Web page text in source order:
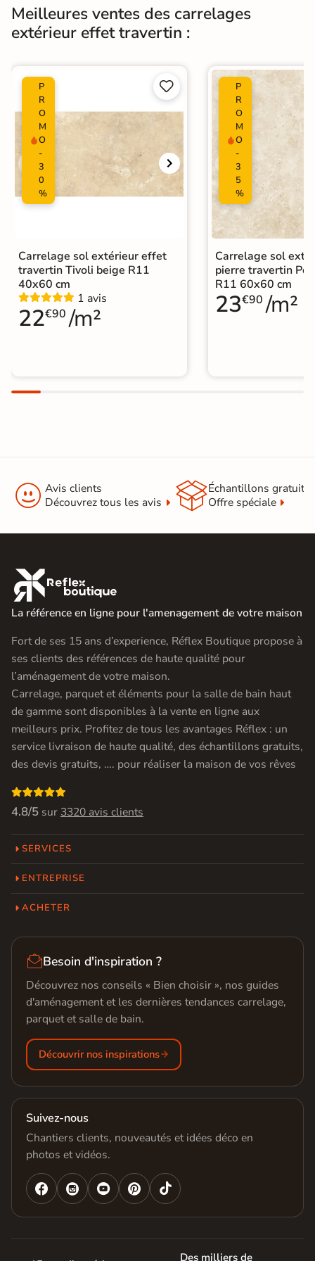
Carrelage terrasse effet pierre
naturelle
Carrelage travertin extérieur 10mm
Carrelage intérieur / extérieur
identique
|
Carrelage extérieur grand format
Meilleures ventes des carrelages
extérieur effet travertin :
P
R
O
M
O
-
3
0
%


Carrelage sol extérieur effet
travertin Tivoli beige R11
40x60 cm
1 avis
22€90 /m²
P
R
O
M
O
-
3
5
%
Carrelage sol
pierre travertin
R11 60x60 cm
23€90 /m²
 Avis clients
Découvrez tous les avis
Échantillons gratuit
Offre spéciale

La référence en ligne pour l'amenagement de votre maison
Fort de ses 15 ans d’experience, Réflex Boutique propose à
ses clients des références de haute qualité pour
l’aménagement de votre maison.
Carrelage, parquet et éléments pour la salle de bain haut
de gamme sont disponibles à la vente en ligne aux
meilleurs prix. Profitez de tous les avantages Réflex : un
service livraison de haute qualité, des échantillons gratuits,
des devis gratuits, …. pour réaliser la maison de vos rêves

4.8/5 sur 3320 avis clients
SERVICES
ENTREPRISE
ACHETER
Besoin d'inspiration ?
Découvrez nos conseils « Bien choisir », nos guides
d'aménagement et les dernières tendances carrelage,
parquet et salle de bain.
Découvrir nos inspirations
Suivez-nous
Chantiers clients, nouveautés et idées déco en
photos et vidéos.
   
Des milliers de